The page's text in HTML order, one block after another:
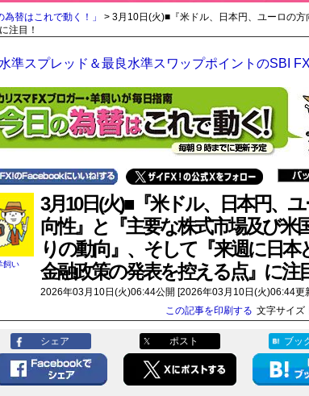
替はこれで動く！」
> 3月10日(火)■『米ドル、日本円、ユーロの
注目！
準スプレッド＆最良水準スワップポイントのSBI
飼い
3月10日(火)■『米ドル、日本円、
向性』と『主要な株式市場及び米
りの動向』、そして『来週に日本
金融政策の発表を控える点』に注
2026年03月10日(火)06:44公開 [2026年03月10日(火)06:44更
文字サイズ
この記事を印刷する
シェア ポスト ブッ